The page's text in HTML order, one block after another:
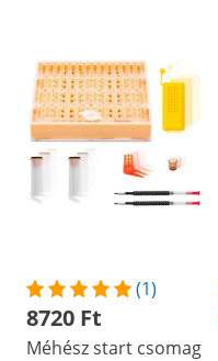
(1)
8720 Ft
Méhész start csomag